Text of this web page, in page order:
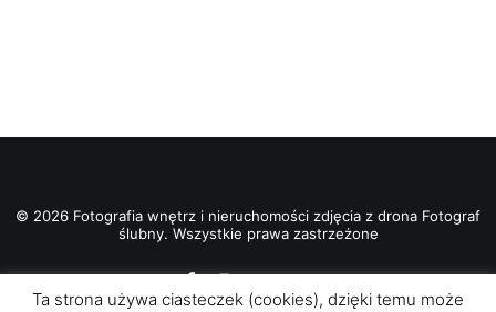
© 2026 Fotografia wnętrz i nieruchomości zdjęcia z drona Fotograf
ślubny. Wszystkie prawa zastrzeżone
Ta strona używa ciasteczek (cookies), dzięki temu może